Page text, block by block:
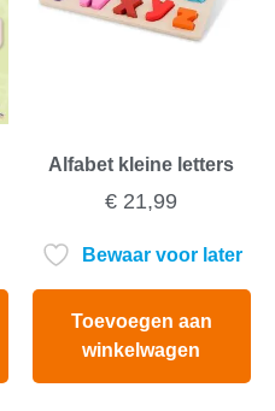
Alfabet kleine letters
€ 21,99
Bewaar voor later
Toevoegen aan
winkelwagen